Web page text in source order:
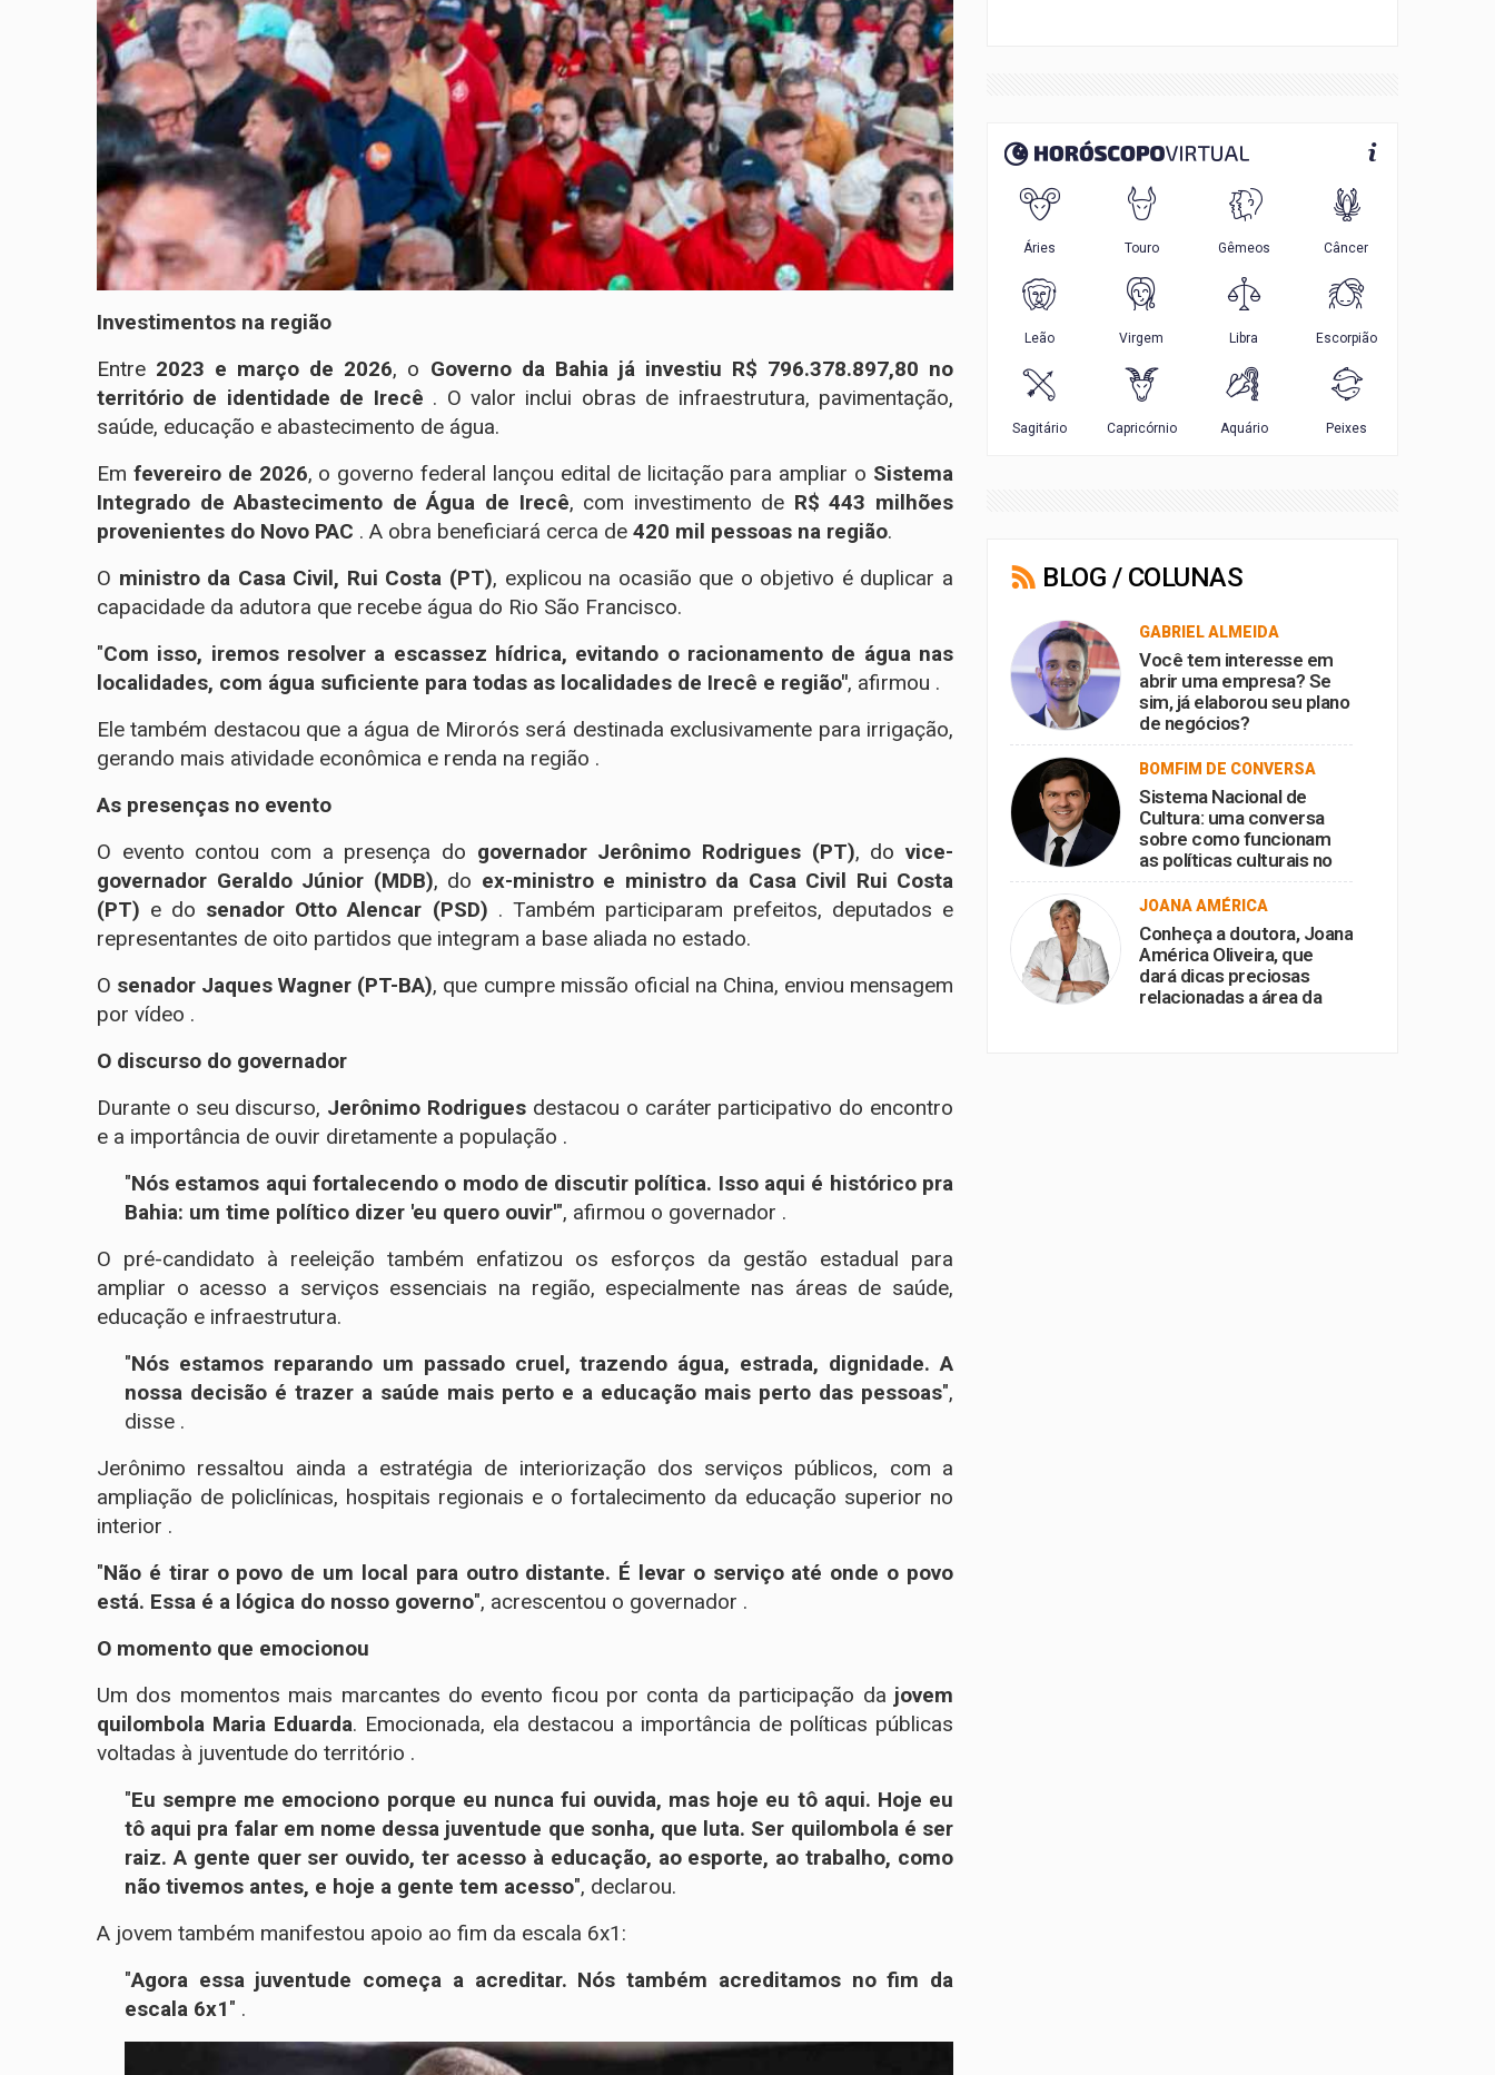
Investimentos na região
Entre 2023 e março de 2026, o Governo da Bahia já investiu R$ 796.378.897,80 no
território de identidade de Irecê . O valor inclui obras de infraestrutura, pavimentação,
saúde, educação e abastecimento de água.
Em fevereiro de 2026, o governo federal lançou edital de licitação para ampliar o Sistema
Integrado de Abastecimento de Água de Irecê, com investimento de R$ 443 milhões
provenientes do Novo PAC . A obra beneficiará cerca de 420 mil pessoas na região.
O ministro da Casa Civil, Rui Costa (PT), explicou na ocasião que o objetivo é duplicar a
capacidade da adutora que recebe água do Rio São Francisco.
"Com isso, iremos resolver a escassez hídrica, evitando o racionamento de água nas
localidades, com água suficiente para todas as localidades de Irecê e região", afirmou .
Ele também destacou que a água de Mirorós será destinada exclusivamente para irrigação,
gerando mais atividade econômica e renda na região .
As presenças no evento
O evento contou com a presença do governador Jerônimo Rodrigues (PT), do vice-
governador Geraldo Júnior (MDB), do ex-ministro e ministro da Casa Civil Rui Costa
(PT) e do senador Otto Alencar (PSD) . Também participaram prefeitos, deputados e
representantes de oito partidos que integram a base aliada no estado.
O senador Jaques Wagner (PT-BA), que cumpre missão oficial na China, enviou mensagem
por vídeo .
O discurso do governador
Durante o seu discurso, Jerônimo Rodrigues destacou o caráter participativo do encontro
e a importância de ouvir diretamente a população .
"Nós estamos aqui fortalecendo o modo de discutir política. Isso aqui é histórico pra
Bahia: um time político dizer 'eu quero ouvir'", afirmou o governador .
O pré-candidato à reeleição também enfatizou os esforços da gestão estadual para
ampliar o acesso a serviços essenciais na região, especialmente nas áreas de saúde,
educação e infraestrutura.
"Nós estamos reparando um passado cruel, trazendo água, estrada, dignidade. A
nossa decisão é trazer a saúde mais perto e a educação mais perto das pessoas",
disse .
Jerônimo ressaltou ainda a estratégia de interiorização dos serviços públicos, com a
ampliação de policlínicas, hospitais regionais e o fortalecimento da educação superior no
interior .
"Não é tirar o povo de um local para outro distante. É levar o serviço até onde o povo
está. Essa é a lógica do nosso governo", acrescentou o governador .
O momento que emocionou
Um dos momentos mais marcantes do evento ficou por conta da participação da jovem
quilombola Maria Eduarda. Emocionada, ela destacou a importância de políticas públicas
voltadas à juventude do território .
"Eu sempre me emociono porque eu nunca fui ouvida, mas hoje eu tô aqui. Hoje eu
tô aqui pra falar em nome dessa juventude que sonha, que luta. Ser quilombola é ser
raiz. A gente quer ser ouvido, ter acesso à educação, ao esporte, ao trabalho, como
não tivemos antes, e hoje a gente tem acesso", declarou.
A jovem também manifestou apoio ao fim da escala 6x1:
"Agora essa juventude começa a acreditar. Nós também acreditamos no fim da
escala 6x1" .
BLOG / COLUNAS
GABRIEL ALMEIDA
Você tem interesse em
abrir uma empresa? Se
sim, já elaborou seu plano
de negócios?
BOMFIM DE CONVERSA
Sistema Nacional de
Cultura: uma conversa
sobre como funcionam
as políticas culturais no
Brasil
JOANA AMÉRICA
Conheça a doutora, Joana
América Oliveira, que
dará dicas preciosas
relacionadas a área da